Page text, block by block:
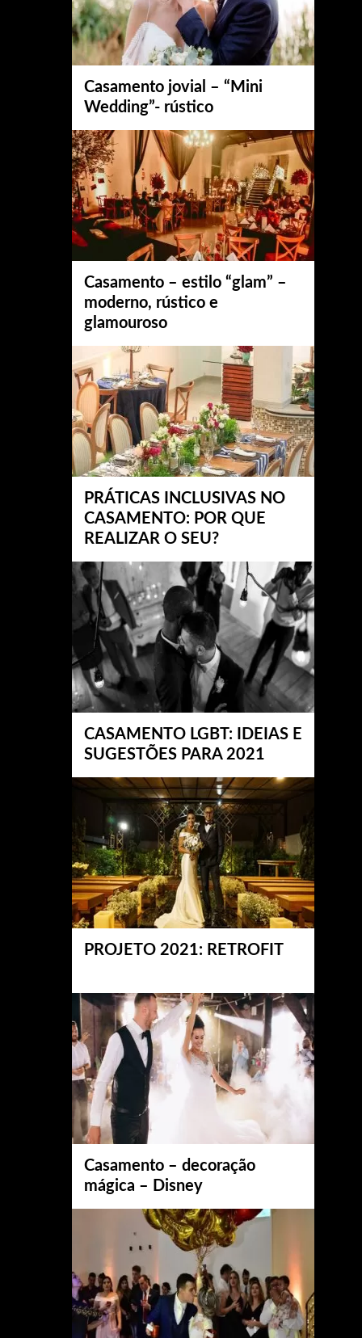
Casamento jovial – “Mini
Wedding”- rústico
Casamento – estilo “glam” –
moderno, rústico e
glamouroso
PRÁTICAS INCLUSIVAS NO
CASAMENTO: POR QUE
REALIZAR O SEU?
CASAMENTO LGBT: IDEIAS E
SUGESTÕES PARA 2021
PROJETO 2021: RETROFIT
Casamento – decoração
mágica – Disney